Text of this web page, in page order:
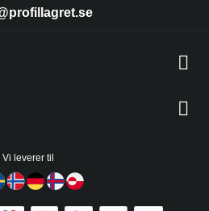
Vi leverer til